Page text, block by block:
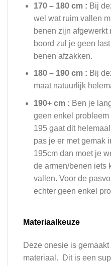
170 – 180 cm : Bij
wel wat ruim vallen
benen zijn afgewerkt
boord zul je geen
benen afzakken.
180 – 190 cm : Bij
maat natuurlijk
190+ cm : Ben je
geen enkel probleem
195 gaat dit
pas je er met gemak
195cm dan moet je
de armen/benen iets
vallen. Voor de
echter geen enkel
Materiaalkeuze
Deze onesie is
materiaal. Dit is een